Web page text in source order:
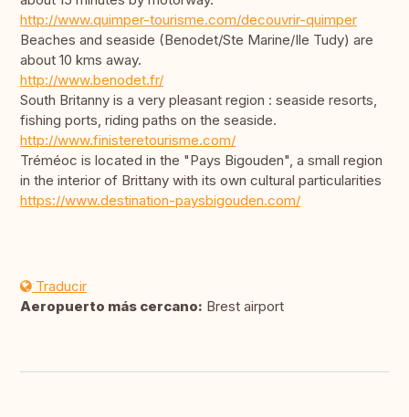
http://www.quimper-tourisme.com/decouvrir-quimper
Beaches and seaside (Benodet/Ste Marine/Ile Tudy) are
about 10 kms away.
http://www.benodet.fr/
South Britanny is a very pleasant region : seaside resorts,
fishing ports, riding paths on the seaside.
http://www.finisteretourisme.com/
Tréméoc is located in the "Pays Bigouden", a small region
in the interior of Brittany with its own cultural particularities
https://www.destination-paysbigouden.com/
Traducir
Aeropuerto más cercano: Brest airport